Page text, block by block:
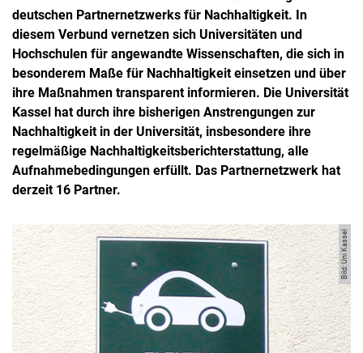
deutschen Partnernetzwerks für Nachhaltigkeit. In
diesem Verbund vernetzen sich Universitäten und
Hochschulen für angewandte Wissenschaften, die sich in
besonderem Maße für Nachhaltigkeit einsetzen und über
ihre Maßnahmen transparent informieren. Die Universität
Kassel hat durch ihre bisherigen Anstrengungen zur
Nachhaltigkeit in der Universität, insbesondere ihre
regelmäßige Nachhaltigkeitsberichterstattung, alle
Aufnahmebedingungen erfüllt. Das Partnernetzwerk hat
derzeit 16 Partner.
Bild: Uni Kassel